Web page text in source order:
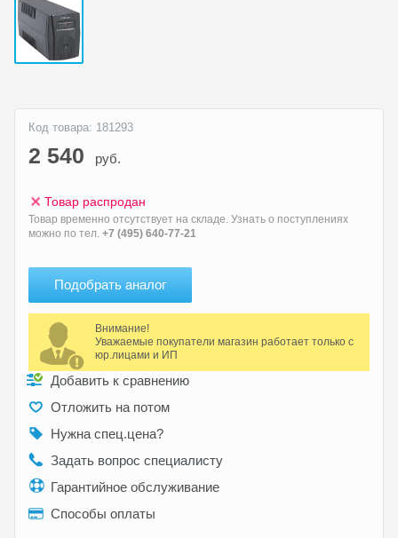
Код товара: 181293
2 540 руб.
Товар распродан
Товар временно отсутствует на складе. Узнать о поступлениях
можно по тел. +7 (495) 640-77-21
Подобрать аналог
Внимание!
Уважаемые покупатели магазин работает только с
юр.лицами и ИП
Добавить к сравнению
Отложить на потом
Нужна спец.цена?
Задать вопрос специалисту
Гарантийное обслуживание
Способы оплаты